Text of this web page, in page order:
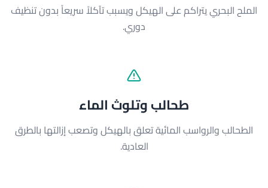
الملح البحري يتراكم على الهيكل ويسبب تآكلاً سريعاً بدون تنظيف
دوري.
طحالب وتلوث الماء
الطحالب والرواسب المائية تعلق بالهيكل وتصعب إزالتها بالطرق
العادية.